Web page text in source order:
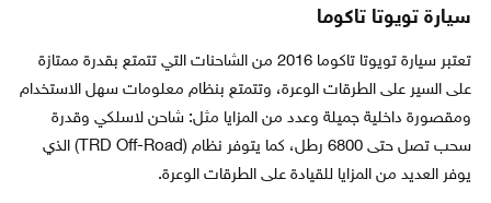
سيارة تويوتا تاكوما
تعتبر سيارة تويوتا تاكوما 2016 من الشاحنات التي تتمتع بقدرة ممتازة
على السير على الطرقات الوعرة، وتتمتع بنظام معلومات سهل الاستخدام
ومقصورة داخلية جميلة وعدد من المزايا مثل: شاحن لاسلكي وقدرة
سحب تصل حتى 6800 رطل، كما يتوفر نظام (TRD Off-Road) الذي
يوفر العديد من المزايا للقيادة على الطرقات الوعرة.